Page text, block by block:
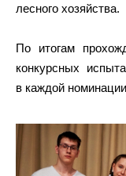
лесного хозяйства.
По итогам
конкурсных
в каждой